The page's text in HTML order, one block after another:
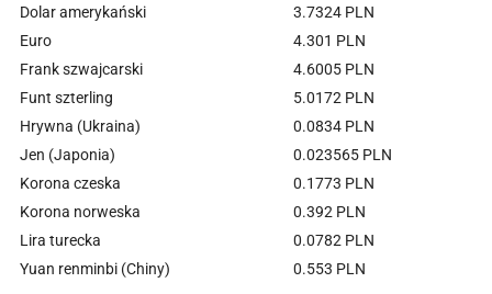
Dolar amerykański
3.7324 PLN
Euro
4.301 PLN
Frank szwajcarski
4.6005 PLN
Funt szterling
5.0172 PLN
Hrywna (Ukraina)
0.0834 PLN
Jen (Japonia)
0.023565 PLN
Korona czeska
0.1773 PLN
Korona norweska
0.392 PLN
Lira turecka
0.0782 PLN
Yuan renminbi (Chiny)
0.553 PLN